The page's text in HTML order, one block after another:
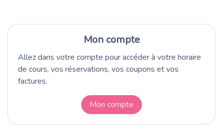
Mon compte
Allez dans votre compte pour accéder à votre horaire
de cours, vos réservations, vos coupons et vos
factures.
Mon compte